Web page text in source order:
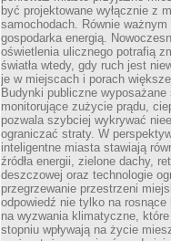
być projektowane wyłącznie z
samochodach. Równie
gospodarka energią.
oświetlenia ulicznego potrafią
światła wtedy, gdy ruch jest
je w miejscach i porach
Budynki publiczne
monitorujące zużycie prądu,
pozwala szybciej wykrywać
ograniczać straty. W
inteligentne miasta stawiają
źródła energii, zielone dachy,
deszczowej oraz technologie
przegrzewanie przestrzeni
odpowiedź nie tylko na
na wyzwania klimatyczne,
stopniu wpływają na życie